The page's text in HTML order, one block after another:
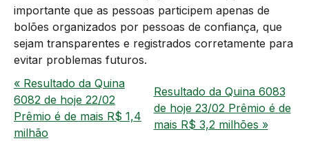
importante que as pessoas participem apenas de
bolões organizados por pessoas de confiança, que
sejam transparentes e registrados corretamente para
evitar problemas futuros.
« Resultado da Quina
6082 de hoje 22/02
Prêmio é de mais R$ 1,4
milhão
Resultado da Quina 6083
de hoje 23/02 Prêmio é de
mais R$ 3,2 milhões »